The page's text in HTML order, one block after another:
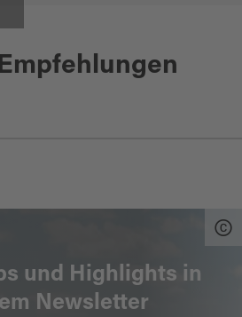
MIT
und Highlights in
Newsletter